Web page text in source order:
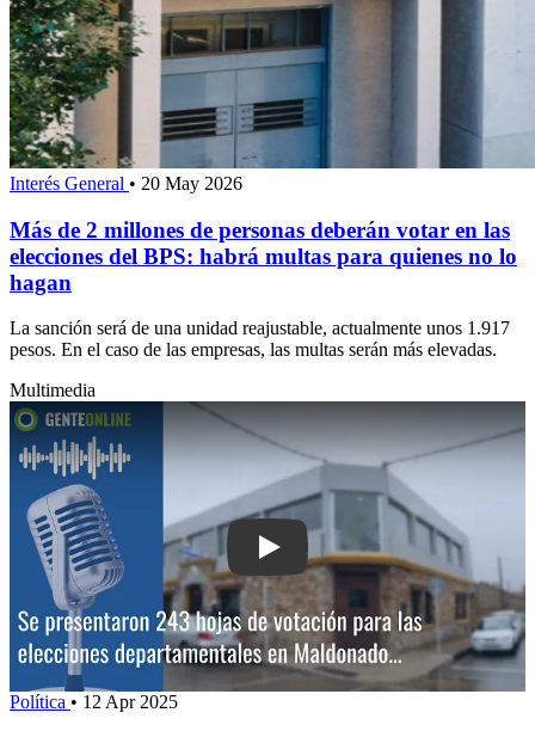
Interés General • 20 May 2026
Más de 2 millones de personas deberán votar en las
elecciones del BPS: habrá multas para quienes no lo
hagan
La sanción será de una unidad reajustable, actualmente unos 1.917
pesos. En el caso de las empresas, las multas serán más elevadas.
Multimedia
Play: Se presentaron 243 hojas de
Política • 12 Apr 2025